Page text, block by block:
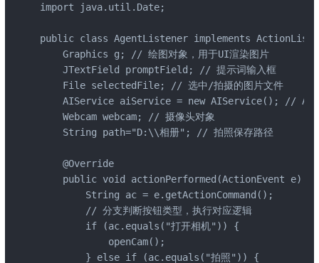
import java.util.Date;
public class AgentListener implements
    Graphics g; // 绘图对象，用于UI渲染图片
    JTextField promptField; // 提示词输入框
    File selectedFile; // 选中/拍摄的图片文件
AIService aiService = new AIService(); // AI
    Webcam webcam; // 摄像头对象
    String path="D:\\相册"; // 拍照保存路径
    @Override
    public void actionPerformed(ActionEvent e) {
        String ac = e.getActionCommand();
        // 分支判断按钮类型，执行对应逻辑
        if (ac.equals("打开相机")) {
            openCam();
        } else if (ac.equals("拍照")) {